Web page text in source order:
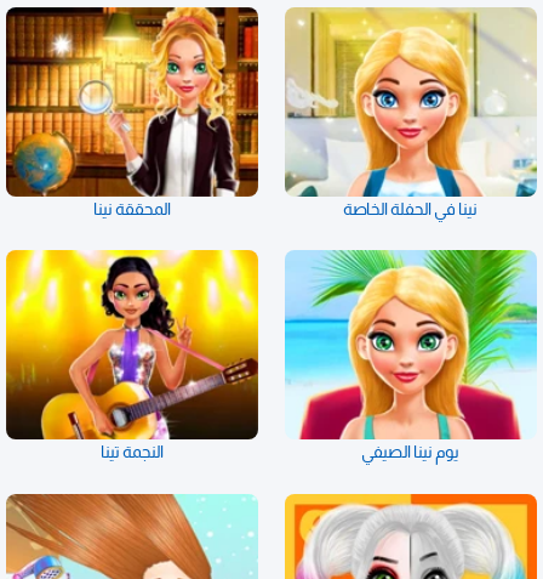
نينا في الحفلة الخاصة المحققة نينا
يوم نينا الصيفي النجمة تينا